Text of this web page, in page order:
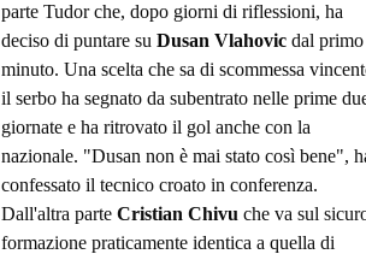
parte Tudor che, dopo giorni di riflessioni, ha
deciso di puntare su Dusan Vlahovic dal primo
minuto. Una scelta che sa di scommessa
il serbo ha segnato da subentrato nelle prime
giornate e ha ritrovato il gol anche con la
nazionale. "Dusan non è mai stato così bene",
confessato il tecnico croato in conferenza.
Dall'altra parte Cristian Chivu che va sul
formazione praticamente identica a quella di